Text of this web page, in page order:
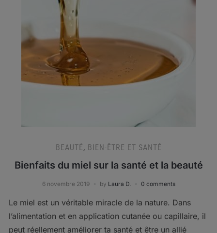
BEAUTÉ, BIEN-ÊTRE ET SANTÉ
Bienfaits du miel sur la santé et la beauté
6 novembre 2019 by Laura D. 0 comments
Le miel est un véritable miracle de la nature. Dans
l’alimentation et en application cutanée ou capillaire, il
peut réellement améliorer ta santé et être un allié